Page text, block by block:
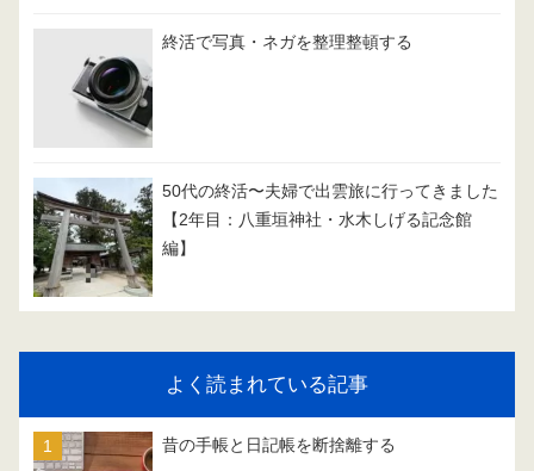
終活で写真・ネガを整理整頓する
50代の終活〜夫婦で出雲旅に行ってきました
【2年目：八重垣神社・水木しげる記念館
編】
よく読まれている記事
昔の手帳と日記帳を断捨離する